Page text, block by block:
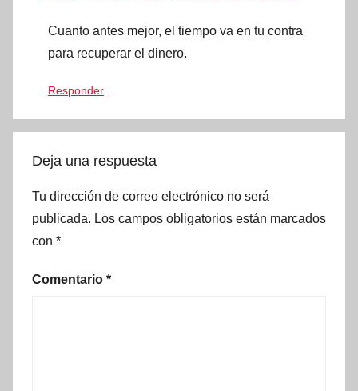
Cuanto antes mejor, el tiempo va en tu contra
para recuperar el dinero.
Responder
Deja una respuesta
Tu dirección de correo electrónico no será
publicada. Los campos obligatorios están marcados
con *
Comentario *